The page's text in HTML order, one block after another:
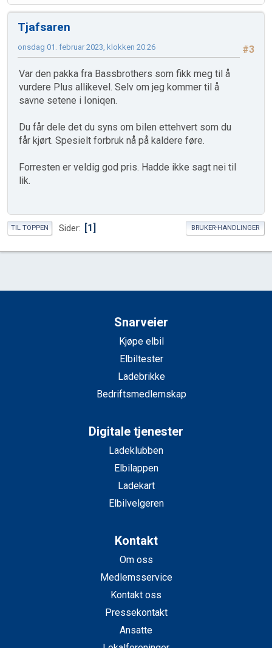
Tjafsaren
#3
onsdag 01. februar 2023, klokken 20:26
Var den pakka fra Bassbrothers som fikk meg til å
vurdere Plus allikevel. Selv om jeg kommer til å
savne setene i Ioniqen.
Du får dele det du syns om bilen ettehvert som du
får kjørt. Spesielt forbruk nå på kaldere føre.
Forresten er veldig god pris. Hadde ikke sagt nei til
lik.
TIL TOPPEN Sider 1 BRUKER-HANDLINGER
Snarveier
Kjøpe elbil
Elbiltester
Ladebrikke
Bedriftsmedlemskap
Digitale tjenester
Ladeklubben
Elbilappen
Ladekart
Elbilvelgeren
Kontakt
Om oss
Medlemsservice
Kontakt oss
Pressekontakt
Ansatte